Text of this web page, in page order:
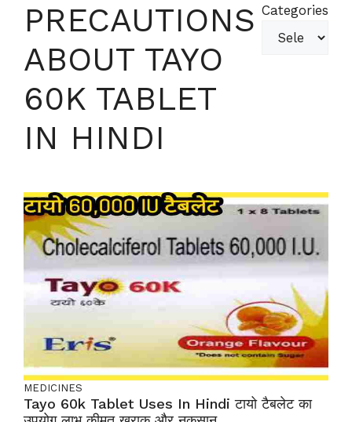
PRECAUTIONS
ABOUT TAYO
60K TABLET
IN HINDI
Categories
MEDICINES
Tayo 60k Tablet Uses In Hindi टायो टैबलेट का